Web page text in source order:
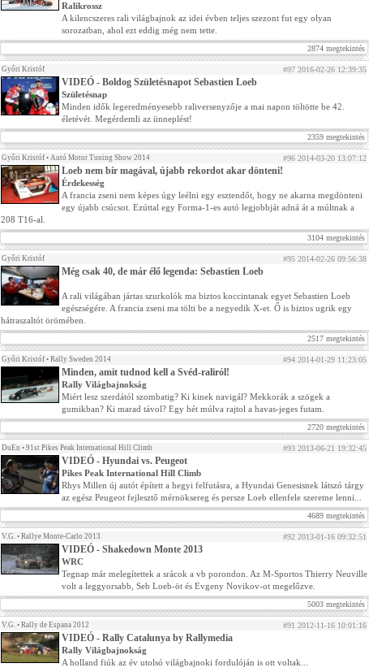
Ralikrossz
A kilencszeres rali világbajnok az idei évben teljes szezont fut egy olyan
sorozatban, ahol ezt eddig még nem tette.
2874 megtekintés
Győri Kristóf #97 2016-02-26 12:39:35
VIDEÓ - Boldog Születésnapot Sebastien Loeb
Születésnap
Minden idők legeredményesebb raliversenyzője a mai napon töltötte be 42.
életévét. Megérdemli az ünneplést!
2359 megtekintés
Győri Kristóf • Autó Motor Tuning Show 2014 #96 2014-03-20 13:07:12
Loeb nem bír magával, újabb rekordot akar dönteni!
Érdekesség
A francia zseni nem képes úgy leélni egy esztendőt, hogy ne akarna megdönteni
egy újabb csúcsot. Ezúttal egy Forma-1-es autó legjobbját adná át a múltnak a
208 T16-al.
3104 megtekintés
Győri Kristóf #95 2014-02-26 09:56:38
Még csak 40, de már élő legenda: Sebastien Loeb
A rali világában jártas szurkolók ma biztos koccintanak egyet Sebastien Loeb
egészségére. A francia zseni ma tölti be a negyedik X-et. Ő is biztos ugrik egy
hátraszaltót örömében.
2517 megtekintés
Győri Kristóf • Rally Sweden 2014 #94 2014-01-29 11:23:05
Minden, amit tudnod kell a Svéd-raliról!
Rally Világbajnokság
Miért lesz szerdától szombatig? Ki kinek navigál? Mekkorák a szögek a
gumikban? Ki marad távol? Egy hét múlva rajtol a havas-jeges futam.
2720 megtekintés
DuEn • 91st Pikes Peak International Hill Climb #93 2013-06-21 19:32:45
VIDEÓ - Hyundai vs. Peugeot
Pikes Peak International Hill Climb
Rhys Millen új autót épített a hegyi felfutásra, a Hyundai Genesisnek látszó tárgy
az egész Peugeot fejlesztő mérnöksereg és persze Loeb ellenfele szeretne lenni...
4689 megtekintés
V.G. • Rallye Monte-Carlo 2013 #92 2013-01-16 09:32:51
VIDEÓ - Shakedown Monte 2013
WRC
Tegnap már melegítettek a srácok a vb porondon. Az M-Sportos Thierry Neuville
volt a leggyorsabb, Seb Loeb-öt és Evgeny Novikov-ot megelőzve.
5003 megtekintés
V.G. • Rally de Espana 2012 #91 2012-11-16 10:01:16
VIDEÓ - Rally Catalunya by Rallymedia
Rally Világbajnokság
A holland fiúk az év utolsó világbajnoki fordulóján is ott voltak...